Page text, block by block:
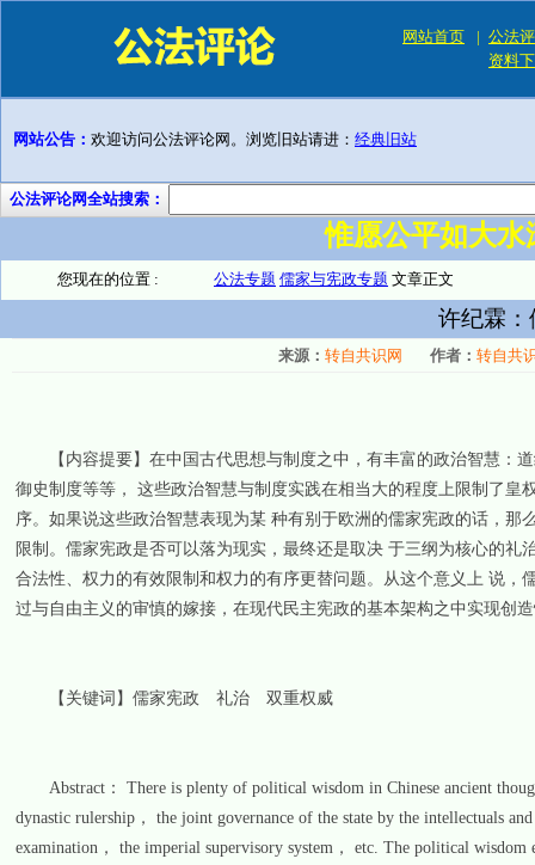
网站首页 | 公法
资料
网站公告： 欢迎访问公法评论网。浏览旧站请进： 经典旧站
公法评论网全站搜索：
惟愿公平如大
您现在的位置 : 公法专题 儒家与宪政专题 文章正文
许纪霖
来源： 转自共识网 作者： 转自共
【内容提要】在中国古代思想与制度之中，有丰富的政治智慧：道
御史制度等等， 这些政治智慧与制度实践在相当大的程度上限制了
序。如果说这些政治智慧表现为某 种有别于欧洲的儒家宪政的话，
限制。儒家宪政是否可以落为现实，最终还是取决 于三纲为核心的
合法性、权力的有效限制和权力的有序更替问题。从这个意义上 说
过与自由主义的审慎的嫁接，在现代民主宪政的基本架构之中实现创
【关键词】儒家宪政 礼治 双重权威
Abstract： There is plenty of political wisdom in Chinese ancient
dynastic rulership， the joint governance of the state by the intellectuals
examination， the imperial supervisory system， etc. The political